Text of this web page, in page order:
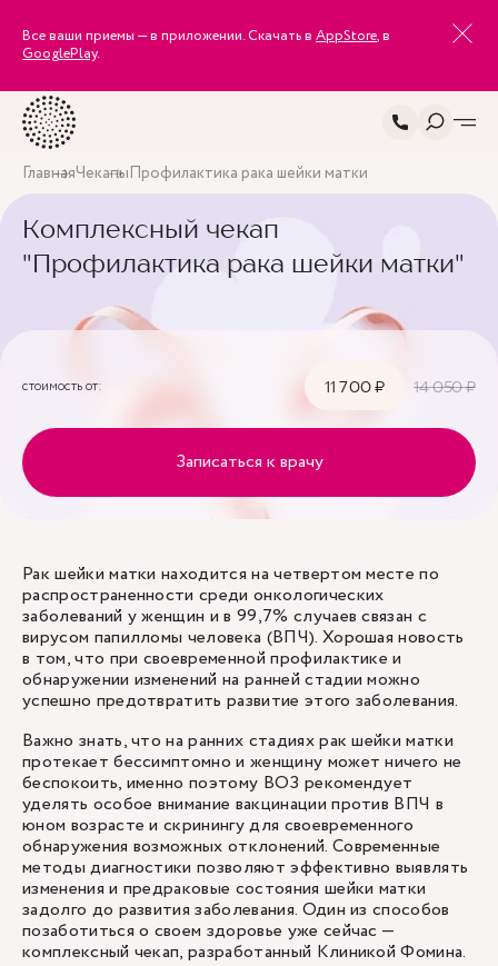
Все ваши приемы — в приложении. Скачать в AppStore, в
GooglePlay.
ГлавнаяЧекапыПрофилактика рака шейки матки
Комплексный чекап
"Профилактика рака шейки матки"
стоимость от: 11 700 ₽ 14 050 ₽
Записаться к врачу
Рак шейки матки находится на четвертом месте по
распространенности среди онкологических
заболеваний у женщин и в 99,7% случаев связан с
вирусом папилломы человека (ВПЧ). Хорошая новость
в том, что при своевременной профилактике и
обнаружении изменений на ранней стадии можно
успешно предотвратить развитие этого заболевания.
Важно знать, что на ранних стадиях рак шейки матки
протекает бессимптомно и женщину может ничего не
беспокоить, именно поэтому ВОЗ рекомендует
уделять особое внимание вакцинации против ВПЧ в
юном возрасте и скринингу для своевременного
обнаружения возможных отклонений. Современные
методы диагностики позволяют эффективно выявлять
изменения и предраковые состояния шейки матки
задолго до развития заболевания. Один из способов
позаботиться о своем здоровье уже сейчас —
комплексный чекап, разработанный Клиникой Фомина.